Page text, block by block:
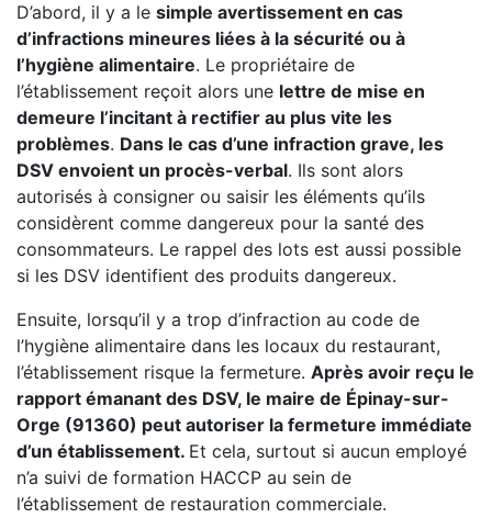
D’abord, il y a le simple avertissement en cas
d’infractions mineures liées à la sécurité ou à
l’hygiène alimentaire. Le propriétaire de
l’établissement reçoit alors une lettre de mise en
demeure l’incitant à rectifier au plus vite les
problèmes. Dans le cas d’une infraction grave, les
DSV envoient un procès-verbal. Ils sont alors
autorisés à consigner ou saisir les éléments qu’ils
considèrent comme dangereux pour la santé des
consommateurs. Le rappel des lots est aussi possible
si les DSV identifient des produits dangereux.
Ensuite, lorsqu’il y a trop d’infraction au code de
l’hygiène alimentaire dans les locaux du restaurant,
l’établissement risque la fermeture. Après avoir reçu le
rapport émanant des DSV, le maire de Épinay-sur-
Orge (91360) peut autoriser la fermeture immédiate
d’un établissement. Et cela, surtout si aucun employé
n’a suivi de formation HACCP au sein de
l’établissement de restauration commerciale.